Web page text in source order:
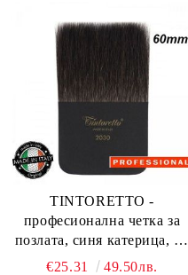
TINTORETTO -
професионална четка за
позлата, синя катерица, 60
мм.
€25.31 49.50лв.